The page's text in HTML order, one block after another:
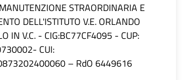
STRAORDINARIA E
DELL'ISTITUTO V.E. ORLANDO
IN V.C. - CIG:BC77CF4095 - CUP:
CUI:
– RdO 6449616